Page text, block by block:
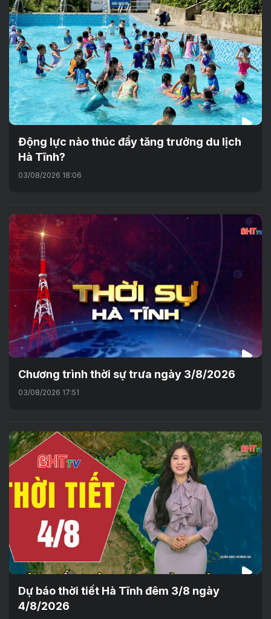
Động lực nào thúc đẩy tăng trưởng du lịch
Hà Tĩnh?
03/08/2026 18:06
Chương trình thời sự trưa ngày 3/8/2026
03/08/2026 17:51
Dự báo thời tiết Hà Tĩnh đêm 3/8 ngày
4/8/2026